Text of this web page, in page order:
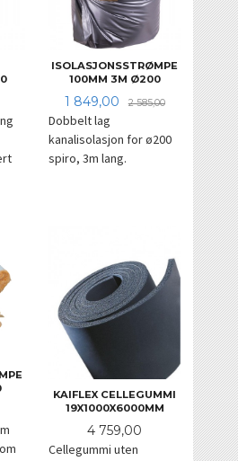
ISOLASJONSSTRØMPE
100MM 3M Ø200
Tilbud
1 849,00 2 585,00Rabatt
Dobbelt lag
kanalisolasjon for ø200
spiro, 3m lang.
KAIFLEX CELLEGUMMI
19X1000X6000MM
Pris
4 759,00
Cellegummi uten